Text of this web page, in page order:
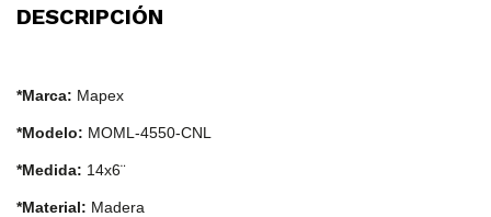
DESCRIPCIÓN
*Marca: Mapex
*Modelo: MOML-4550-CNL
*Medida: 14x6¨
*Material: Madera